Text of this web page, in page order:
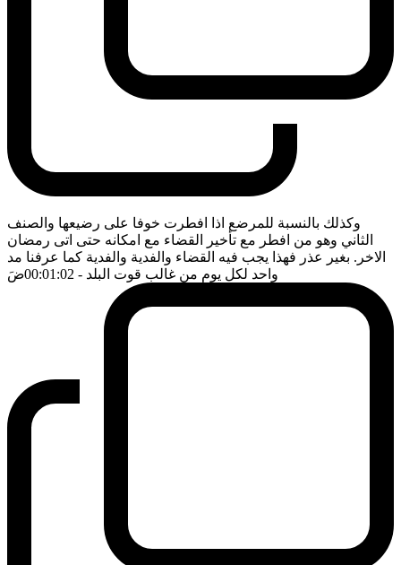
وكذلك بالنسبة للمرضع اذا افطرت خوفا على رضيعها والصنف
الثاني وهو من افطر مع تأخير القضاء مع امكانه حتى اتى رمضان
الاخر. بغير عذر فهذا يجب فيه القضاء والفدية والفدية كما عرفنا مد
واحد لكل يوم من غالب قوت البلد - 00:01:02 ضَ